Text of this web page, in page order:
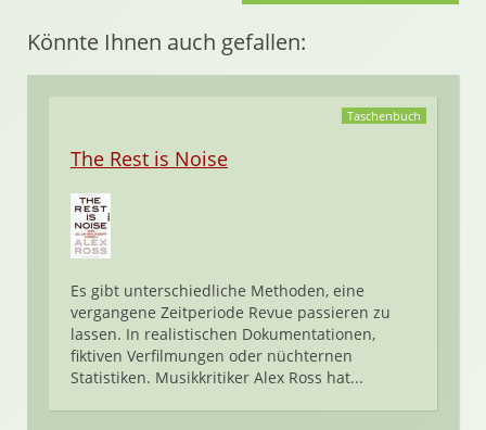
Könnte Ihnen auch gefallen:
Taschenbuch
The Rest is Noise
Es gibt unterschiedliche Methoden, eine
vergangene Zeitperiode Revue passieren zu
lassen. In realistischen Dokumentationen,
fiktiven Verfilmungen oder nüchternen
Statistiken. Musikkritiker Alex Ross hat...